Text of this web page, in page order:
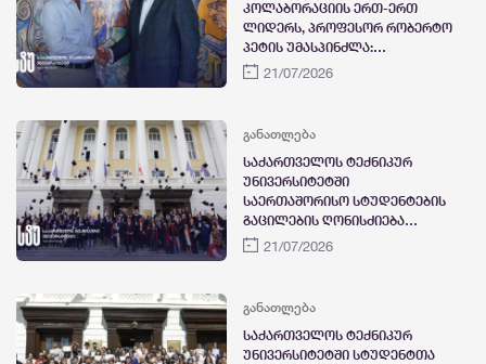
კოლაბორაციის ერთ-ერთ
ლიდერს, პროფესორ რობერტო
პეტის უმასპინძლა:
რექტორთან შეხვედრა,
საბჭოში არჩევა და საჯარო
ლექცია სტუდენტებისთვის
21/07/2026
განათლება
საქართველოს ტექნიკურ
უნივერსიტეტში
საერთაშორისო სტუდენტების
გაცილების ღონისძიება
გაიმართა
21/07/2026
განათლება
საქართველოს ტექნიკურ
უნივერსიტეტში სტუდენტთა